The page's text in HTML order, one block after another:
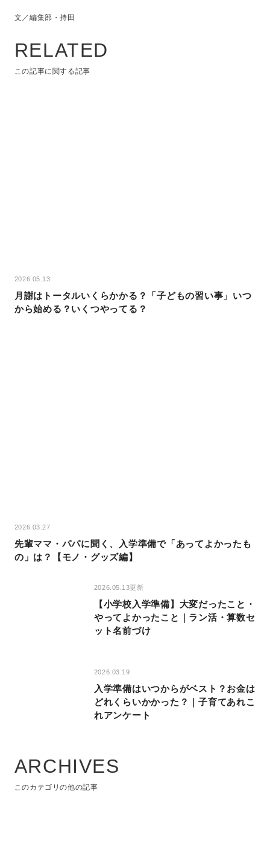
文／編集部・持田
RELATED
この記事に関する記事
2026.05.13
月謝はトータルいくらかかる？「子どもの習い事」いつ
から始める？いくつやってる？
2026.03.27
先輩ママ・パパに聞く、入学準備で「あってよかったも
の」は？【モノ・グッズ編】
2026.05.13更新
【小学校入学準備】大変だったこと・
やってよかったこと｜ラン活・算数セ
ット名前づけ
2026.03.19
入学準備はいつからがベスト？お金は
どれくらいかかった？｜子育てあれこ
れアンケート
ARCHIVES
このカテゴリの他の記事